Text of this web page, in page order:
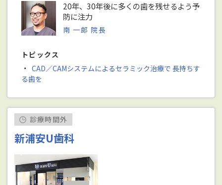
20年、30年後に多くの歯を残せるよう予
防に注力
南 一郎 院長
トピックス
・ CAD／CAMシステムによるセラミック治療で 長持ちす
る歯を
診療時間外
新浦安U歯科